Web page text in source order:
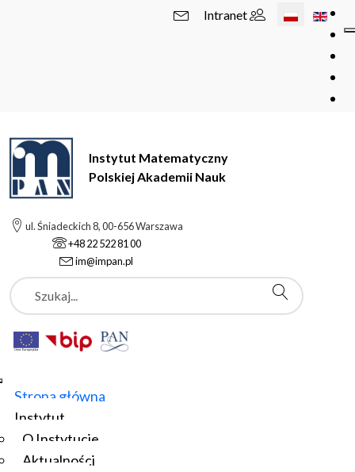
Wybierz swój
Intranet
Instytut Matematyczny
Polskiej Akademii Nauk
ul. Śniadeckich 8, 00-656 Warszawa
+48 22 522 81 00
im@impan.pl
Szukaj
Strona główna
Instytut
O Instytucie
Aktualności